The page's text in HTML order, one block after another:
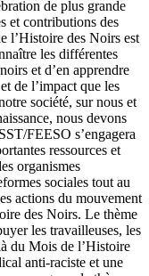
des Noirs est
les différentes
et d’en apprendre
de l’impact que les
société, sur nous et
nous devons
FEESO s’engagera
ressources et
organismes
sociales tout au
actions du mouvement
des Noirs. Le thème
les travailleuses, les
du Mois de l’Histoire
anti-raciste et une
le thème
» Le CTC